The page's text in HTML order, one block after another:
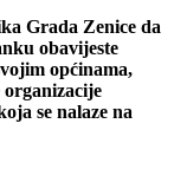
Grada Zenice da
obavijeste
općinama,
organizacije
se nalaze na